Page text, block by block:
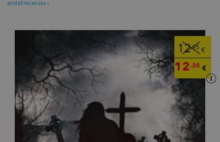
pridať recenziu »
12,95 €
12,30 €